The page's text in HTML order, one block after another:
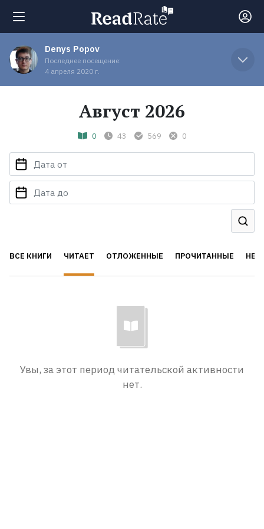
Поиск
Книги
Экранизации
Denys Popov
Последнее посещение:
4 апреля 2020 г.
Август 2026
0 43 569 0
ВСЕ КНИГИ ЧИТАЕТ ОТЛОЖЕННЫЕ ПРОЧИТАННЫЕ
Увы, за этот период читательской активности
нет.